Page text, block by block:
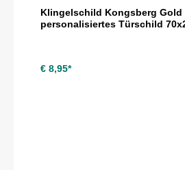
Klingelschild Kongsberg Gold
personalisiertes Türschild
€ 8,95*